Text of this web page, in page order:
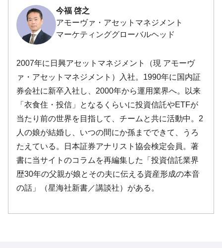
今福 啓之
アモーヴァ・アセットマネジメント